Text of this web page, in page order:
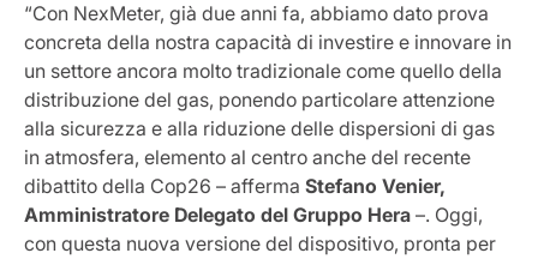
“Con NexMeter, già due anni fa, abbiamo dato prova
concreta della nostra capacità di investire e innovare in
un settore ancora molto tradizionale come quello della
distribuzione del gas, ponendo particolare attenzione
alla sicurezza e alla riduzione delle dispersioni di gas
in atmosfera, elemento al centro anche del recente
dibattito della Cop26 – afferma Stefano Venier,
Amministratore Delegato del Gruppo Hera –. Oggi,
con questa nuova versione del dispositivo, pronta per